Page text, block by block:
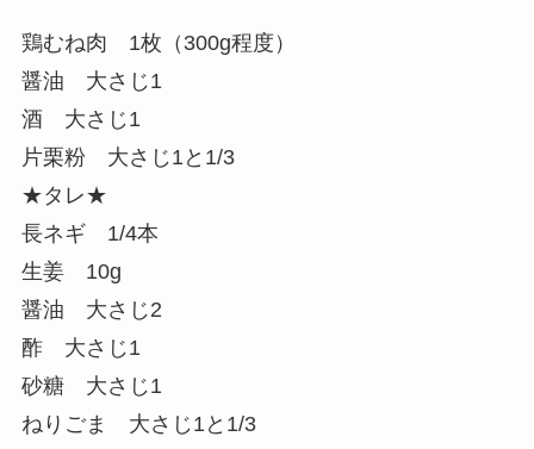
鶏むね肉 1枚（300g程度）
醤油 大さじ1
酒 大さじ1
片栗粉 大さじ1と1/3
★タレ★
長ネギ 1/4本
生姜 10g
醤油 大さじ2
酢 大さじ1
砂糖 大さじ1
ねりごま 大さじ1と1/3